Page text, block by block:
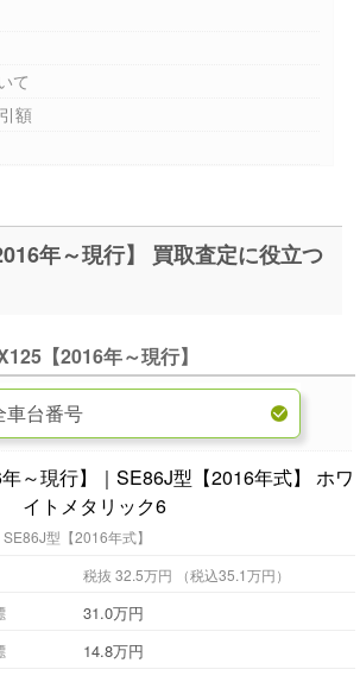
て
額
】 買取査定に役立つ
【2016年～現行】
SE86J型【2016年式】
税抜 32.5万円 （税込35.1万円）
31.0万円
14.8万円